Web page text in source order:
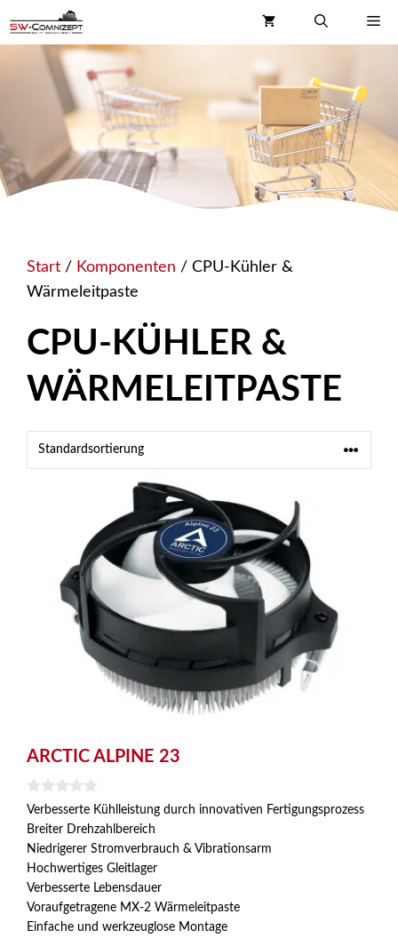
Inhalt
springen
Start / Komponenten / CPU-Kühler &
Wärmeleitpaste
CPU-KÜHLER &
WÄRMELEITPASTE
ARCTIC ALPINE 23
0
o
n
Verbesserte Kühlleistung durch innovativen Fertigungsprozess
Breiter Drehzahlbereich
Niedrigerer Stromverbrauch & Vibrationsarm
Hochwertiges Gleitlager
Verbesserte Lebensdauer
Voraufgetragene MX-2 Wärmeleitpaste
Einfache und werkzeuglose Montage